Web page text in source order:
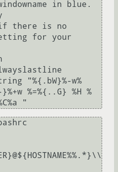
in blue.
there is no
for your
"%{.bW}%-w%
%=%{..G} %H %